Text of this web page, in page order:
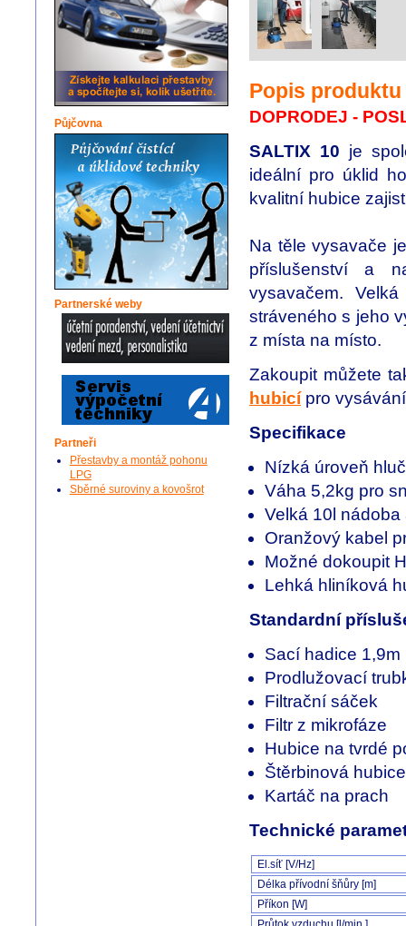
Popis produktu
DOPRODEJ -
SALTIX 10 je
ideální pro úklid
kvalitní hubice
Na těle vysavače
příslušenství a
vysavačem.
stráveného s jeho
z místa na místo.
Zakoupit můžete
hubicípro
Specifikace
Nízká úroveň
Váha 5,2kg pro
Velká 10l
Oranžový kabel
Možné dokoupit
Lehká hliníková
Standardní
Sací hadice 1,9m
Prodlužovací
Filtrační sáček
Filtr z mikrofáze
Hubice na tvrdé
Štěrbinová hubice
Kartáč na prach
Technické
El.síť [V/Hz]
Délka přívodní šňůry [m]
Příkon [W]
Půjčovna
Partnerské weby
Partneři
Přestavby a montáž pohonu
LPG
Sběrné suroviny a kovošrot